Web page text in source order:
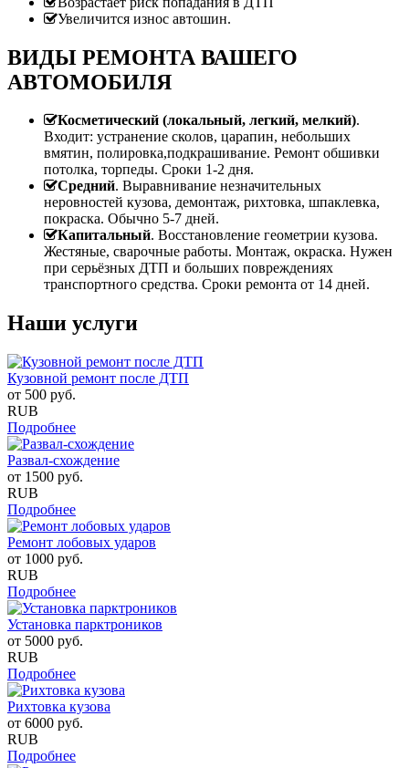
Увеличится износ автошин.
ВИДЫ РЕМОНТА ВАШЕГО
АВТОМОБИЛЯ
Косметический (локальный, легкий, мелкий).
Входит: устранение сколов, царапин, небольших
вмятин, полировка,подкрашивание. Ремонт обшивки
потолка, торпеды. Сроки 1-2 дня.
Средний. Выравнивание незначительных
неровностей кузова, демонтаж, рихтовка, шпаклевка,
покраска. Обычно 5-7 дней.
Капитальный. Восстановление геометрии кузова.
Жестяные, сварочные работы. Монтаж, окраска. Нужен
при серьёзных ДТП и больших повреждениях
транспортного средства. Сроки ремонта от 14 дней.
Наши услуги
Кузовной ремонт после ДТП
от 500 руб.
RUB
Подробнее
Развал-схождение
от 1500 руб.
RUB
Подробнее
Ремонт лобовых ударов
от 1000 руб.
RUB
Подробнее
Установка парктроников
от 5000 руб.
RUB
Подробнее
Рихтовка кузова
от 6000 руб.
RUB
Подробнее